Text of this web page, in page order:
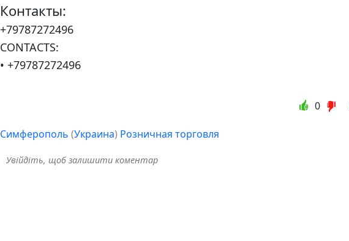
Контакты:
+79787272496
CONTACTS:
• +79787272496
0
Симферополь (Украина) Розничная торговля
Увійдіть, щоб залишити коментар